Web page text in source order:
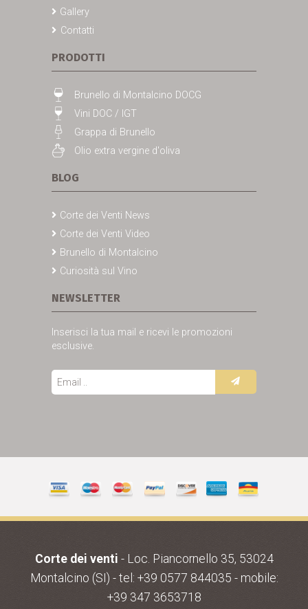
Gallery
Contatti
PRODOTTI
Brunello di Montalcino DOCG
Vini DOC / IGT
Grappa di Brunello
Olio extra vergine d'oliva
BLOG
Corte dei Venti News
Corte dei Venti Video
Brunello di Montalcino
Curiosità sul Vino
NEWSLETTER
Inserisci la tua mail e ricevi le promozioni
esclusive.
Corte dei venti - Loc. Piancornello 35, 53024
Montalcino (SI) - tel: +39 0577 844035 - mobile:
+39 347 3653718